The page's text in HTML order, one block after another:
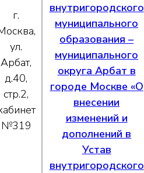
г.
ул.
Арбат,
д.40,
стр.2,
№319
внутригородского
муниципального
образования –
муниципального
округа Арбат в
городе Москве «О
внесении
изменений и
дополнений в
Устав
внутригородского